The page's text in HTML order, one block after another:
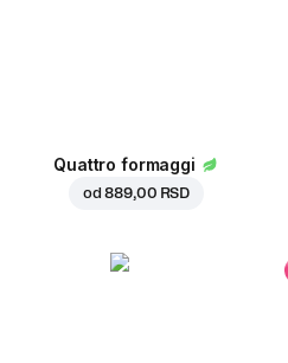
Quattro formaggi
od889,00 RSD